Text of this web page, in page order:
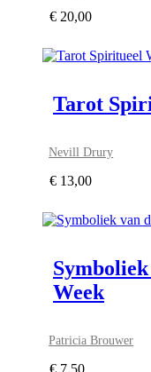
€ 20,00
Tarot
Nevill Drury
€ 13,00
Week
Patricia Brouwer